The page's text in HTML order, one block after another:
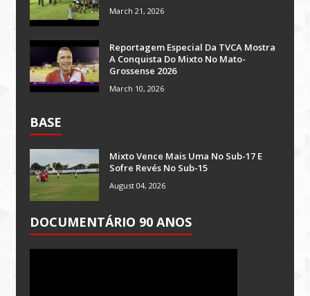
March 21, 2026
Reportagem Especial Da TVCA Mostra
A Conquista Do Mixto No Mato-
Grossense 2026
March 10, 2026
BASE
Mixto Vence Mais Uma No Sub-17 E
Sofre Revés No Sub-15
August 04, 2026
DOCUMENTÁRIO 90 ANOS